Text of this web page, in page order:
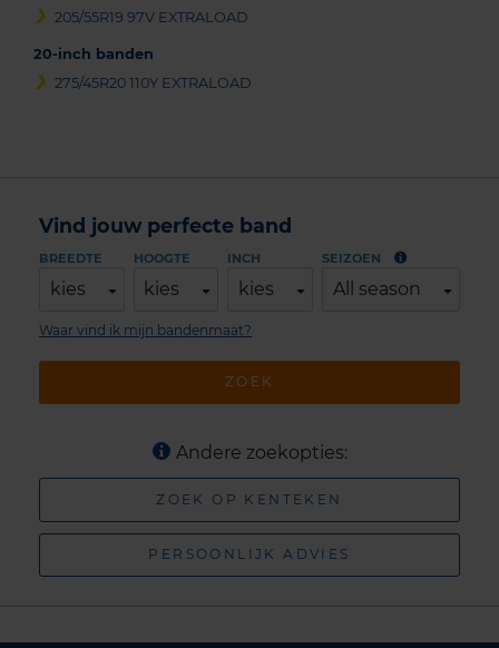
205/55R19 97V EXTRALOAD
20-inch banden
275/45R20 110Y EXTRALOAD
Vind jouw perfecte band
BREEDTE
kies
HOOGTE
kies
INCH
kies
SEIZOEN
All season
ZOEK
Waar vind ik mijn bandenmaat?
Andere zoekopties:
ZOEK OP KENTEKEN
PERSOONLIJK ADVIES